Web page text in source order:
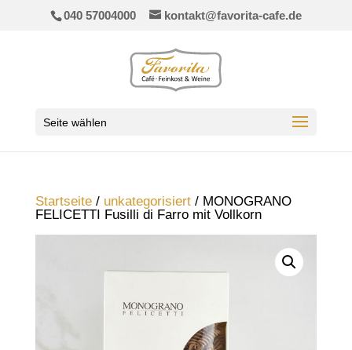
040 57004000 kontakt@favorita-cafe.de
Seite wählen
Startseite/ unkategorisiert/ MONOGRANO
FELICETTI Fusilli di Farro mit Vollkorn